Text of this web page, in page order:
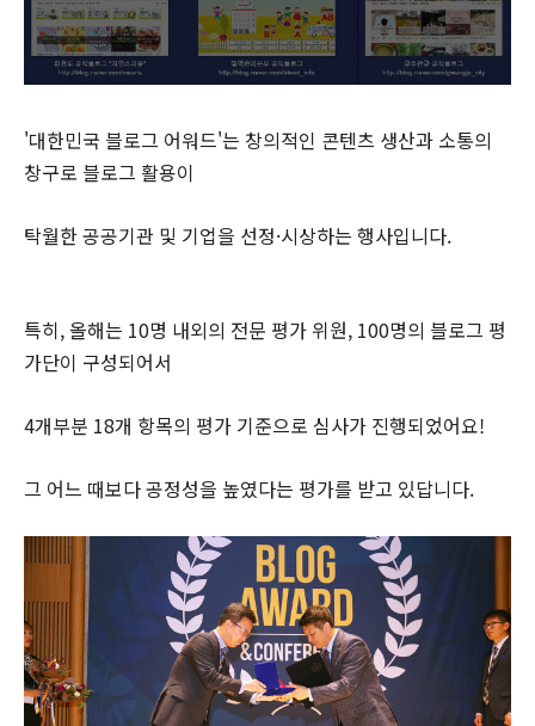
'대한민국 블로그 어워드'는 창의적인 콘텐츠 생산과 소통의
창구로 블로그 활용이
탁월한 공공기관 및 기업을 선정·시상하는 행사입니다.
특히, 올해는 10명 내외의 전문 평가 위원, 100명의 블로그 평
가단이 구성되어서
4개부분 18개 항목의 평가 기준으로 심사가 진행되었어요!
그 어느 때보다 공정성을 높였다는 평가를 받고 있답니다.